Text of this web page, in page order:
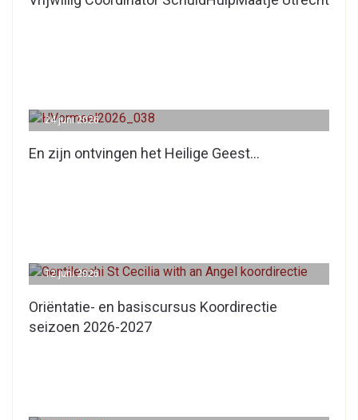
En zijn ontvingen het Heilige Geest…
24 juni 2026
Oriëntatie- en basiscursus Koordirectie
seizoen 2026-2027
12 juni 2026